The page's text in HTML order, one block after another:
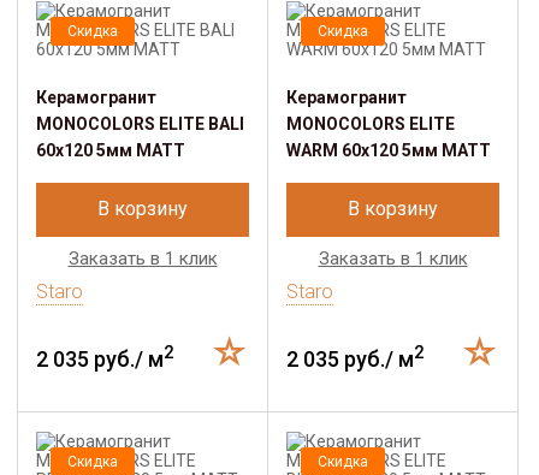
Скидка
Керамогранит
MONOCOLORS ELITE BALI
60х120 5мм MATT
В корзину
Заказать в 1 клик
Staro
2 035 руб./ м2
Скидка
Керамогранит
MONOCOLORS ELITE
WARM 60x120 5мм MATT
В корзину
Заказать в 1 клик
Staro
2 035 руб./ м2
Скидка Скидка